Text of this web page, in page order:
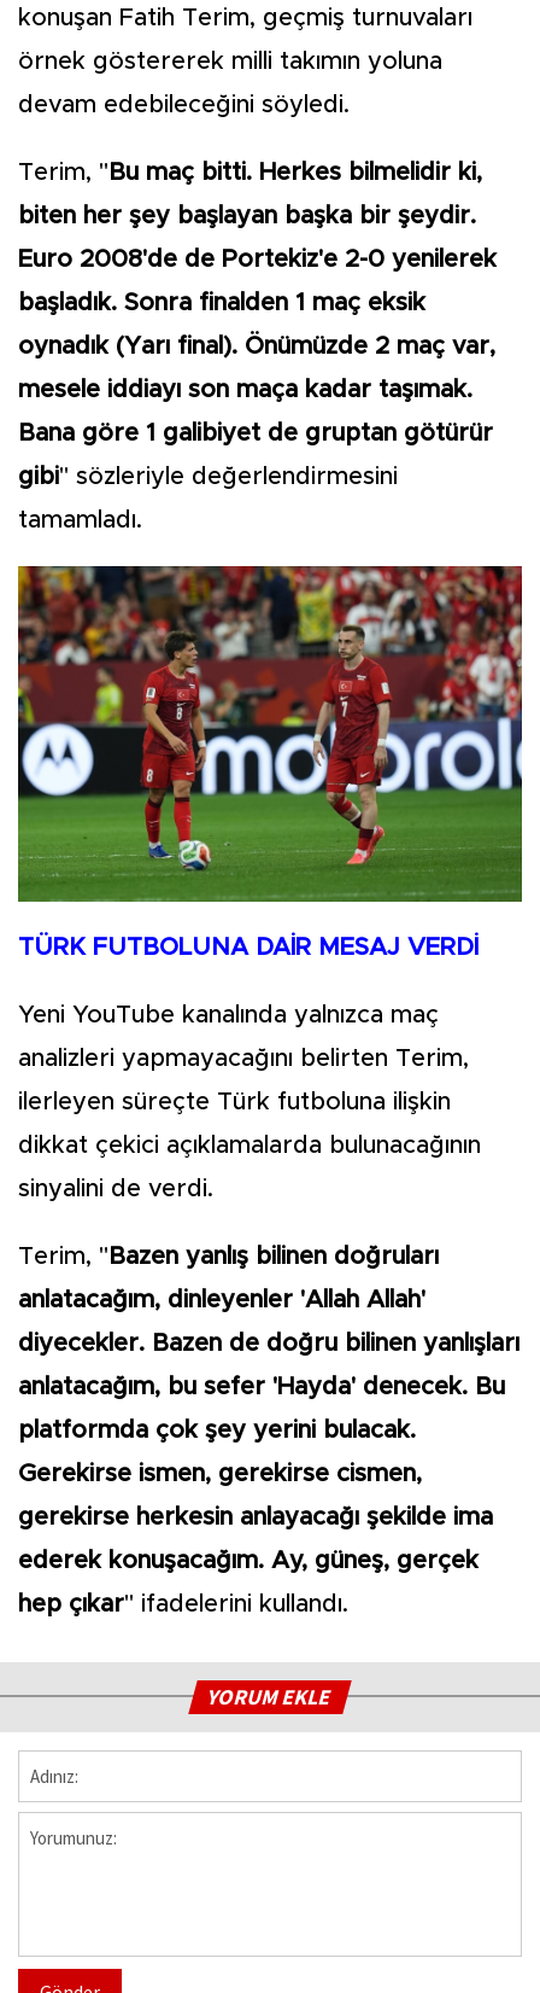
konuşan Fatih Terim, geçmiş turnuvaları
örnek göstererek milli takımın yoluna
devam edebileceğini söyledi.
Terim, " Bu maç bitti. Herkes bilmelidir ki,
biten her şey başlayan başka bir şeydir.
Euro 2008'de de Portekiz'e 2-0 yenilerek
başladık. Sonra finalden 1 maç eksik
oynadık (Yarı final). Önümüzde 2 maç var,
mesele iddiayı son maça kadar taşımak.
Bana göre 1 galibiyet de gruptan götürür
gibi" sözleriyle değerlendirmesini
tamamladı.
TÜRK FUTBOLUNA DAİR MESAJ VERDİ
Yeni YouTube kanalında yalnızca maç
analizleri yapmayacağını belirten Terim,
ilerleyen süreçte Türk futboluna ilişkin
dikkat çekici açıklamalarda bulunacağının
sinyalini de verdi.
Terim, " Bazen yanlış bilinen doğruları
anlatacağım, dinleyenler 'Allah Allah'
diyecekler. Bazen de doğru bilinen yanlışları
anlatacağım, bu sefer 'Hayda' denecek. Bu
platformda çok şey yerini bulacak.
Gerekirse ismen, gerekirse cismen,
gerekirse herkesin anlayacağı şekilde ima
ederek konuşacağım. Ay, güneş, gerçek
hep çıkar" ifadelerini kullandı.
YORUM EKLE